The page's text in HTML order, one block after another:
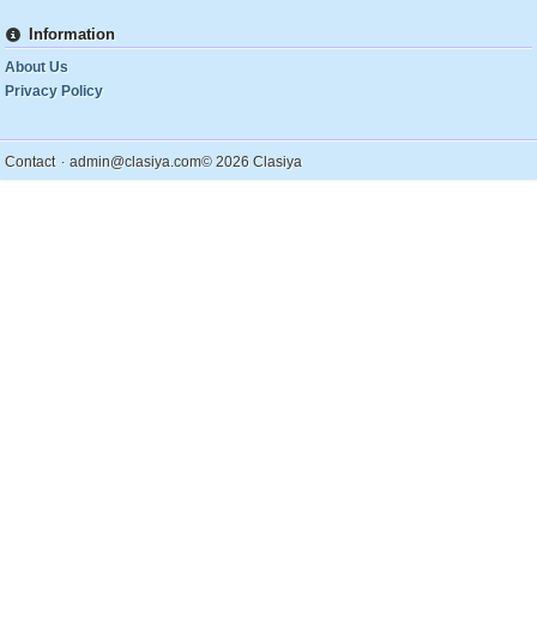
Information
About Us
Privacy Policy
Contact . admin@clasiya.com© 2026 Clasiya